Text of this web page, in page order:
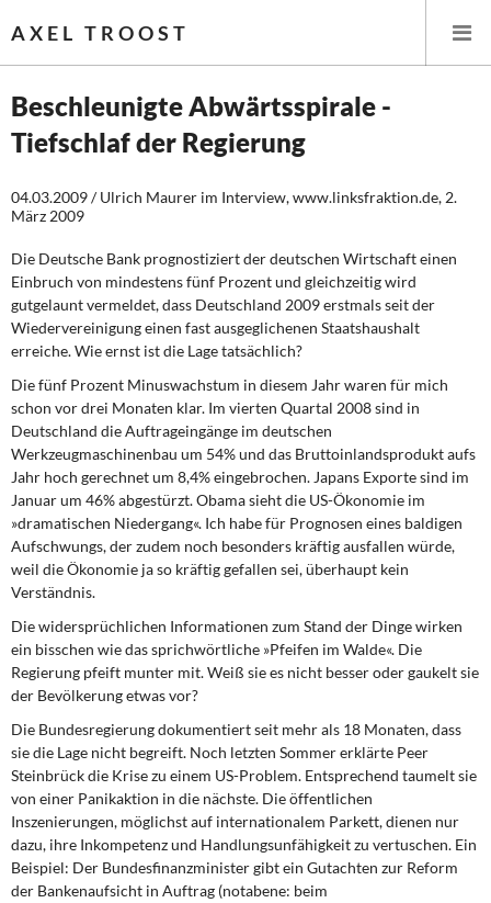
AXEL TROOST
Startseite
Themen
Leitlinien linker Wirtschafts- und Finanzpolitik
Wirtschaftspolitik
Steuer- und Finanzpolitik
Öffentliche Infrastruktur und Daseinsvorsorge
Eurokrise und Griechenland
DIE LINKE
Weitere Themen
Memo-Gruppe
Institut Solidarische Moderne
Über mich
Kontakt
Beschleunigte Abwärtsspirale -
Tiefschlaf der Regierung
04.03.2009 / Ulrich Maurer im Interview, www.linksfraktion.de, 2.
März 2009
Die Deutsche Bank prognostiziert der deutschen Wirtschaft einen
Einbruch von mindestens fünf Prozent und gleichzeitig wird
gutgelaunt vermeldet, dass Deutschland 2009 erstmals seit der
Wiedervereinigung einen fast ausgeglichenen Staatshaushalt
erreiche. Wie ernst ist die Lage tatsächlich?
Die fünf Prozent Minuswachstum in diesem Jahr waren für mich
schon vor drei Monaten klar. Im vierten Quartal 2008 sind in
Deutschland die Auftrageingänge im deutschen
Werkzeugmaschinenbau um 54% und das Bruttoinlandsprodukt aufs
Jahr hoch gerechnet um 8,4% eingebrochen. Japans Exporte sind im
Januar um 46% abgestürzt. Obama sieht die US-Ökonomie im
»dramatischen Niedergang«. Ich habe für Prognosen eines baldigen
Aufschwungs, der zudem noch besonders kräftig ausfallen würde,
weil die Ökonomie ja so kräftig gefallen sei, überhaupt kein
Verständnis.
Die widersprüchlichen Informationen zum Stand der Dinge wirken
ein bisschen wie das sprichwörtliche »Pfeifen im Walde«. Die
Regierung pfeift munter mit. Weiß sie es nicht besser oder gaukelt sie
der Bevölkerung etwas vor?
Die Bundesregierung dokumentiert seit mehr als 18 Monaten, dass
sie die Lage nicht begreift. Noch letzten Sommer erklärte Peer
Steinbrück die Krise zu einem US-Problem. Entsprechend taumelt sie
von einer Panikaktion in die nächste. Die öffentlichen
Inszenierungen, möglichst auf internationalem Parkett, dienen nur
dazu, ihre Inkompetenz und Handlungsunfähigkeit zu vertuschen. Ein
Beispiel: Der Bundesfinanzminister gibt ein Gutachten zur Reform
der Bankenaufsicht in Auftrag (notabene: beim